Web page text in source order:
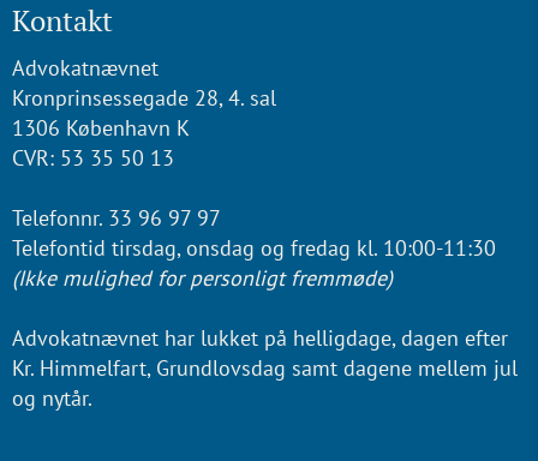
Kontakt
Advokatnævnet
Kronprinsessegade 28, 4. sal
1306 København K
CVR: 53 35 50 13
Telefonnr. 33 96 97 97
Telefontid tirsdag, onsdag og fredag kl. 10:00-11:30
(Ikke mulighed for personligt fremmøde)
Advokatnævnet har lukket på helligdage, dagen efter
Kr. Himmelfart, Grundlovsdag samt dagene mellem jul
og nytår.